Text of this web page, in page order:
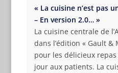
« La cuisine n’est pas
– En version 2.0… »
La cuisine centrale de
dans l’édition « Gault &
pour les délicieux
jour aux patients. La